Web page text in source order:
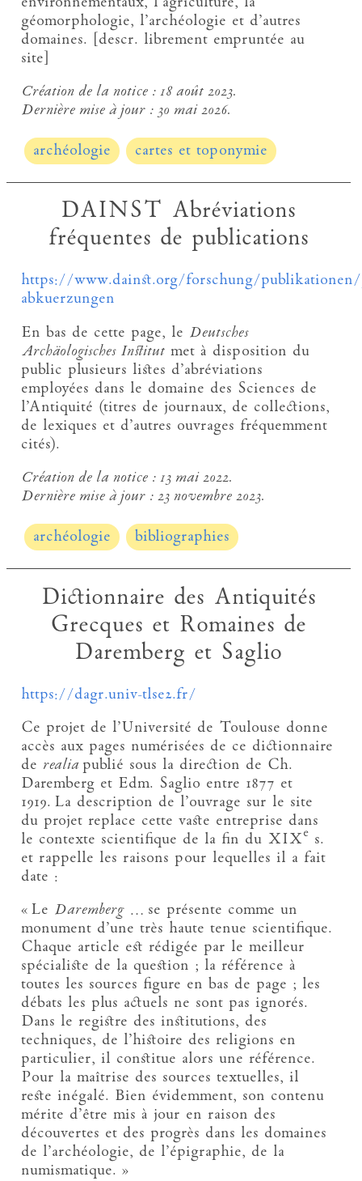
géomorphologie, l’archéologie et d’autres
domaines. [descr. librement empruntée au
site]
Création de la notice :18 août 2023.
Dernière mise à jour : 30 mai 2026.
archéologie cartes et toponymie
DAINST Abréviations
fréquentes de publications
https://www.dainst.org/forschung/
abkuerzungen
En bas de cette page, le Deutsches
Archäologisches Institut met à disposition du
public plusieurs listes d’abréviations
employées dans le domaine des Sciences de
l’Antiquité (titres de journaux, de collections,
de lexiques et d’autres ouvrages fréquemment
cités).
Création de la notice :13 mai 2022.
Dernière mise à jour :23 novembre 2023.
archéologie bibliographies
Dictionnaire des Antiquités
Grecques et Romaines de
Daremberg et Saglio
https://dagr.univ-tlse2.fr/
Ce projet de l’Université de Toulouse donne
accès aux pages numérisées de ce dictionnaire
de realia publié sous la direction de Ch.
Daremberg et Edm. Saglio entre 1877 et
1919. La description de l’ouvrage sur le site
du projet replace cette vaste entreprise dans
le contexte scientifique de la fin du XIXe s.
et rappelle les raisons pour lequelles il a fait
date :
« Le Daremberg… se présente comme un
monument d’une très haute tenue scientifique.
Chaque article est rédigée par le meilleur
spécialiste de la question ; la référence à
toutes les sources figure en bas de page ; les
débats les plus actuels ne sont pas ignorés.
Dans le registre des institutions, des
techniques, de l’histoire des religions en
particulier, il constitue alors une référence.
Pour la maîtrise des sources textuelles, il
reste inégalé. Bien évidemment, son contenu
mérite d’être mis à jour en raison des
découvertes et des progrès dans les domaines
de l’archéologie, de l’épigraphie, de la
numismatique. »